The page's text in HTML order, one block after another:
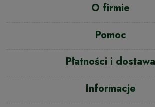
O firmie
Pomoc
Płatności i dostawa
Informacje